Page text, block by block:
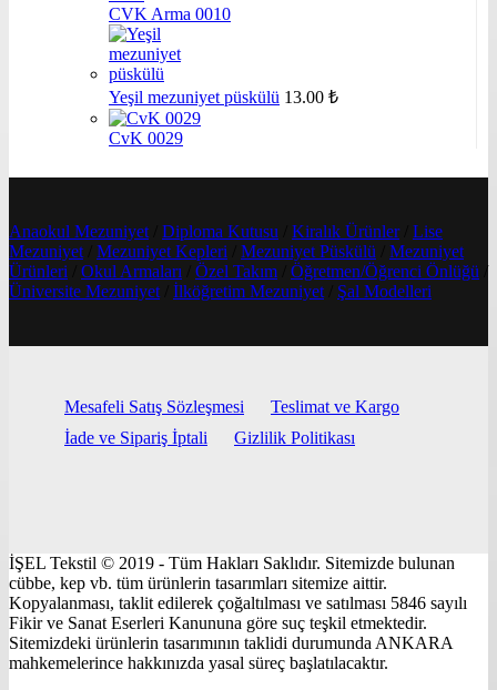
CVK Arma 0010
Yeşil mezuniyet püskülü 13.00 ₺
CvK 0029
Anaokul Mezuniyet Diploma Kutusu Kiralık Ürünler/ Lise
Mezuniyet
Mezuniyet Kepleri Mezuniyet Püskülü
Mezuniyet
Ürünleri
Okul Armaları Özel Takım Öğretmen/Öğrenci Önlüğü
Üniversite Mezuniyet
İlköğretim Mezuniyet Şal Modelleri
Mesafeli Satış Sözleşmesi
Teslimat ve Kargo
İade ve Sipariş İptali
Gizlilik Politikası
İŞEL Tekstil © 2019 - Tüm Hakları Saklıdır. Sitemizde bulunan
cübbe, kep vb. tüm ürünlerin tasarımları sitemize aittir.
Kopyalanması, taklit edilerek çoğaltılması ve satılması 5846 sayılı
Fikir ve Sanat Eserleri Kanununa göre suç teşkil etmektedir.
Sitemizdeki ürünlerin tasarımının taklidi durumunda ANKARA
mahkemelerince hakkınızda yasal süreç başlatılacaktır.